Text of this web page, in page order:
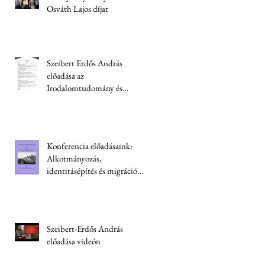
Osváth Lajos díjat
Szeibert Erdős András
előadása az
Irodalomtudomány és
Konferencia előadásaink:
Alkotmányozás,
identitásépítés és migráció
Szeibert-Erdős András
előadása videón